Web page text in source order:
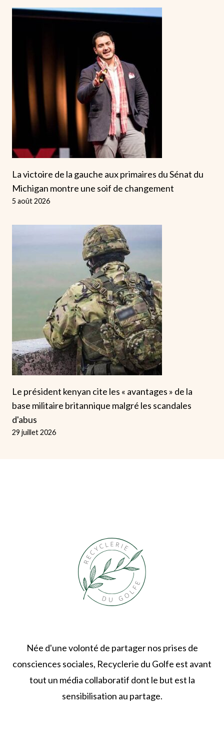
La victoire de la gauche aux primaires du Sénat du
Michigan montre une soif de changement
5 août 2026
Le président kenyan cite les « avantages » de la
base militaire britannique malgré les scandales
d'abus
29 juillet 2026
Née d'une volonté de partager nos prises de
consciences sociales, Recyclerie du Golfe est avant
tout un média collaboratif dont le but est la
sensibilisation au partage.